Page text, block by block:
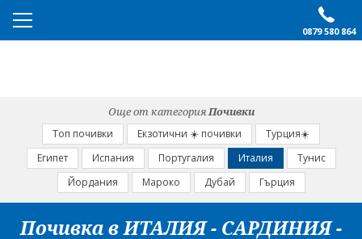
0879 580 864
ПОЧИВКИ
Още от категорияПочивки
Топ почивки Екзотични ☀️ почивки
Турция☀️
Египет
Испания Португалия Италия
Тунис
Йордания
Мароко Дубай Гърция
Почивка в ИТАЛИЯ - САРДИНИЯ -